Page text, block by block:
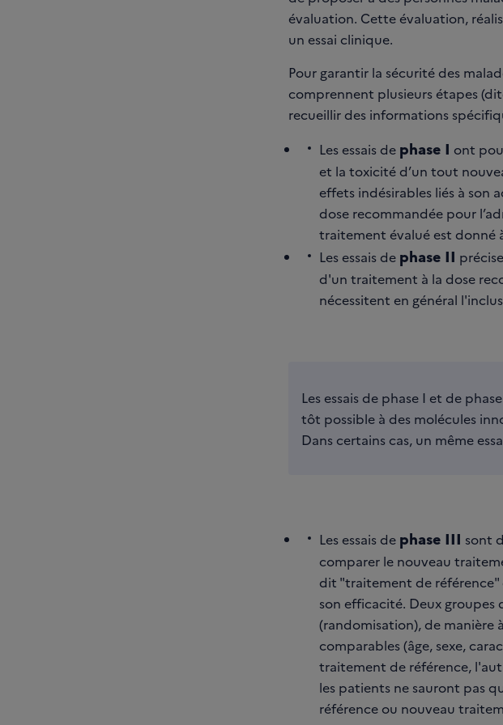
évaluation. Cette évaluation,
un essai clinique.
Pour garantir la sécurité des
comprennent plusieurs étapes
recueillir des informations
Les essais de phase I ont
et la toxicité d’un tout
effets indésirables liés à son
dose recommandée pour
traitement évalué est donné
Les essais de phase II
d'un traitement à la dose
nécessitent en général
Les essais de phase I et de
tôt possible à des molécules
Dans certains cas, un même
Les essais de phase III sont
comparer le nouveau
dit "traitement de
son efficacité. Deux
(randomisation), de manière
comparables (âge, sexe,
traitement de référence,
les patients ne sauront pas
référence ou nouveau